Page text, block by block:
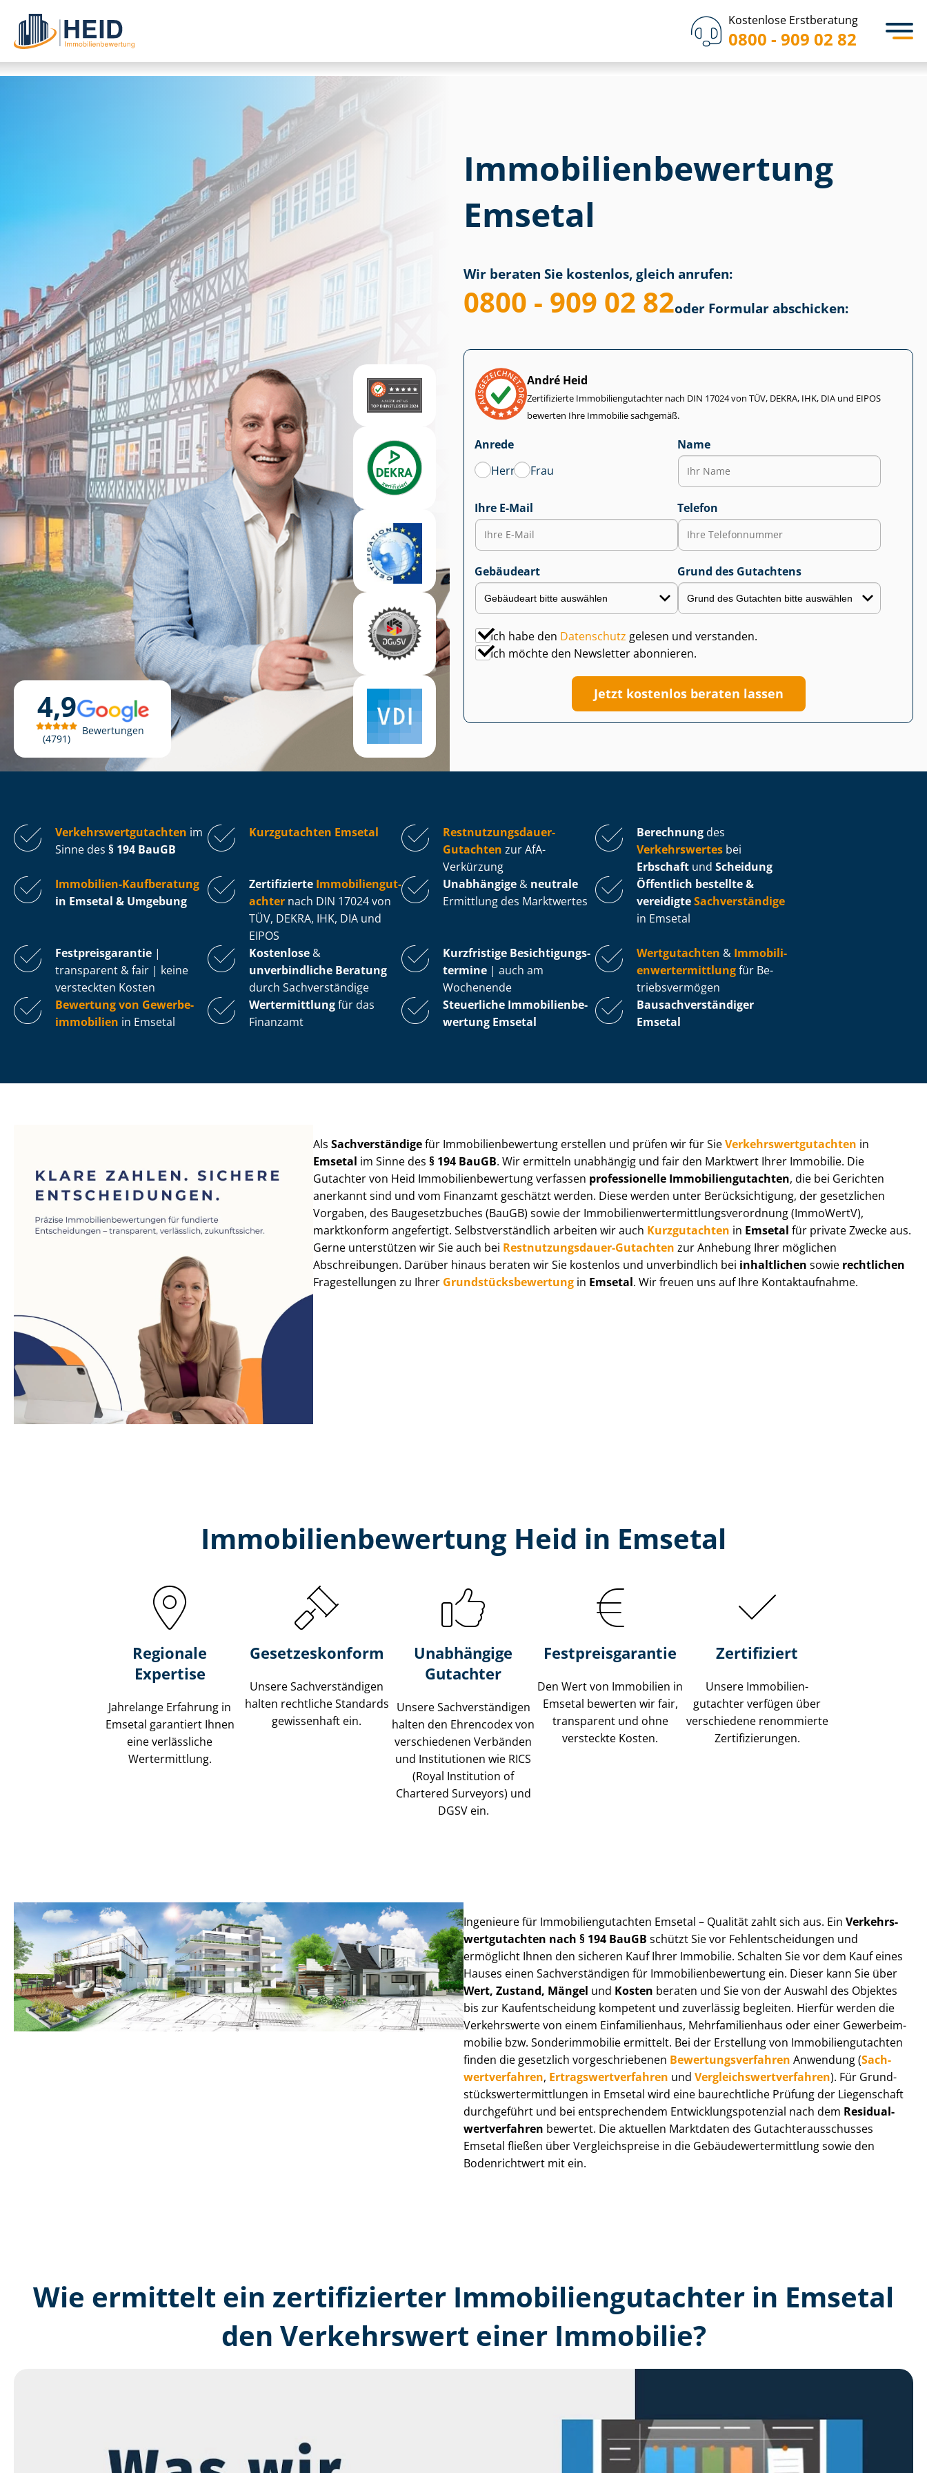
Kostenlose Erstberatung
0800 - 909 02 82
4,9
4791
Bewertungen
Immobilien­bewertung
Emsetal
Wir beraten Sie kostenlos, gleich anrufen:
0800 - 909 02 82oder Formular abschicken:
André Heid
Zertifizierte Im­mo­bi­li­en­gut­ach­ter nach DIN 17024 von TÜV, DEKRA, IHK, DIA und EIPOS
bewerten Ihre Immobilie sachgemäß.
Anrede
Herr
Frau
Name
Ihre E-Mail Telefon
Gebäudeart Grund des Gutachtens
Ich habe den Datenschutz gelesen und verstanden.
Ich möchte den Newsletter abonnieren.
Jetzt kostenlos beraten lassen
Ver­kehrs­wert­gut­ach­ten im
Sinne des § 194 BauGB
Kurzgutachten Emsetal
Rest­nut­zungs­dau­er-
Gutachten zur AfA-
Verkürzung
Berechnung des
Verkehrswertes bei
Erbschaft und Scheidung
Immobilien-Kaufberatung
in Emsetal & Umgebung
Zertifizierte Im­mo­bi­li­en­gut­
ach­ter nach DIN 17024 von
TÜV, DEKRA, IHK, DIA und
EIPOS
Unabhängige & neutrale
Ermittlung des Marktwertes
Öffentlich bestellte &
vereidigteSachverständige
in Emsetal
Fest­preis­ga­ran­tie |
transparent & fair | keine
versteckten Kosten
Kostenlose &
unverbindliche Beratung
durch Sachverständige
Kurzfristige Be­sich­ti­gungs­
ter­mi­ne | auch am
Wochenende
Wertgutachten & Im­mo­bi­li­
en­wert­ermitt­lungfür Be­
triebs­ver­mö­gen
Bewertung von Ge­wer­be­
im­mo­bi­li­en in Emsetal
Wertermittlungfür das
Finanzamt
Steuerliche Im­mo­bi­li­en­be­
wer­tung Emsetal
Bau­sach­ver­stän­di­ger
Emsetal
AlsSachverständigefür Im­mo­bi­li­en­be­wer­tung erstellen und prüfen wir für SieVer­kehrs­wert­gut­ach­ten in
Emsetal im Sinne des§ 194 BauGB. Wir ermitteln unabhängig und fair den Marktwert Ihrer Immobilie. Die
Gutachter von Heid Im­mo­bi­li­en­be­wer­tung verfassen professionelle Im­mo­bi­li­en­gut­ach­ten, die bei Gerichten
anerkannt sind und vom Finanzamt geschätzt werden. Diese werden unter Be­rück­sich­ti­gung, der gesetzlichen
Vorgaben, des Baugesetzbuches (BauGB) sowie der Im­mo­bi­li­en­wert­ermitt­lungs­ver­ord­nung (ImmoWertV),
marktkonform angefertigt. Selbst­ver­ständ­lich arbeiten wir auch Kurzgutachten in Emsetal für private Zwecke aus.
Gerne unterstützen wir Sie auch bei Rest­nut­zungs­dau­er-Gutachten zur Anhebung Ihrer möglichen
Abschreibungen. Darüber hinaus beraten wir Sie kostenlos und unverbindlich bei inhaltlichen sowie rechtlichen
Fragestellungen zu Ihrer Grund­stücks­be­wer­tung in Emsetal. Wir freuen uns auf Ihre Kontaktaufnahme.
Immobilien­bewertung Heid in Emsetal
Regionale
Expertise
Jahrelange Erfahrung in
Emsetal garantiert Ihnen
eine verlässliche
Wertermittlung.
Gesetzes­konform
Unsere Sach­ver­stän­di­gen
halten rechtliche Standards
gewissenhaft ein.
Unabhängige
Gutachter
Unsere Sach­ver­stän­di­gen
halten den Ehrencodex von
verschiedenen Verbänden
und Institutionen wie RICS
(Royal Institution of
Chartered Surveyors) und
DGSV ein.
Festpreis​garantie
Den Wert von Immobilien in
Emsetal bewerten wir fair,
transparent und ohne
versteckte Kosten.
Zertifiziert
Unsere Immobilien­
gutachter verfügen über
verschiedene renommierte
Zer­ti­fi­zie­run­gen.
Ingenieure für Im­mo­bi­li­en­gut­ach­ten Emsetal – Qualität zahlt sich aus. Ein Ver­kehrs­
wert­gut­ach­ten nach § 194 BauGB schützt Sie vor Fehl­ent­schei­dun­gen und
ermöglicht Ihnen den sicheren Kauf Ihrer Immobilie. Schalten Sie vor dem Kauf eines
Hauses einen Sach­ver­stän­di­gen für Im­mo­bi­li­en­be­wer­tung ein. Dieser kann Sie über
Wert, Zustand, Mängel und Kosten beraten und Sie von der Auswahl des Objektes
bis zur Kauf­ent­schei­dung kompetent und zuverlässig begleiten. Hierfür werden die
Verkehrswerte von einem Einfamilienhaus, Mehr­fa­mi­li­en­haus oder einer Ge­wer­be­im­
mo­bi­lie bzw. Sonderimmobilie ermittelt. Bei der Erstellung von Im­mo­bi­li­en­gut­ach­ten
finden die gesetzlich vor­ge­schrie­be­nen Be­wer­tungs­ver­fah­ren Anwendung (Sach­
wert­ver­fah­ren, Er­trags­wert­ver­fah­ren und Ver­gleichs­wert­ver­fah­ren). Für Grund­
stücks­wert­ermitt­lun­gen in Emsetal wird eine baurechtliche Prüfung der Liegenschaft
durchgeführt und bei entsprechendem Ent­wick­lungs­po­ten­zi­al nach dem Re­si­du­al­
wert­ver­fah­ren bewertet. Die aktuellen Marktdaten des Gut­ach­ter­aus­schus­ses
Emsetal fließen über Ver­gleichs­prei­se in die Ge­bäu­de­wert­ermitt­lung sowie den
Bodenrichtwert mit ein.
Wie ermittelt ein zertifizierter Immobilien­gutachter in Emsetal
den Verkehrswert einer Immobilie?